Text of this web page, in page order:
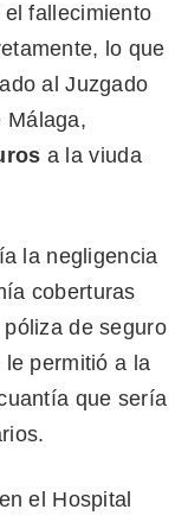
fallecimiento
lo que
al Juzgado
Málaga,
a la viuda
la negligencia
coberturas
de seguro
permitió a la
que sería
el Hospital